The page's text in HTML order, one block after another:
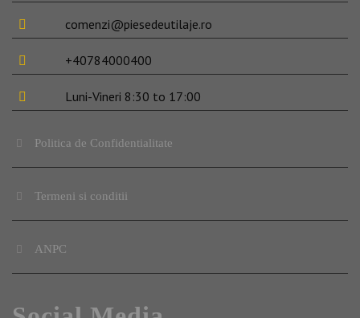
comenzi@piesedeutilaje.ro
+40784000400
Luni-Vineri 8:30 to 17:00
Politica de Confidentialitate
Termeni si conditii
ANPC